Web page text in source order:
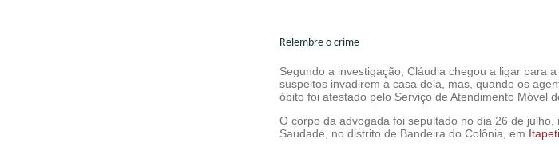
Relembre o crime
Segundo a investigação, Cláudia chegou a ligar para a
suspeitos invadirem a casa dela, mas, quando os
óbito foi atestado pelo Serviço de Atendimento Móvel
O corpo da advogada foi sepultado no dia 26 de
Saudade, no distrito de Bandeira do Colônia, em